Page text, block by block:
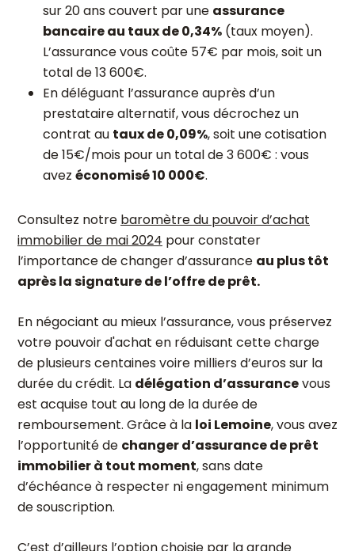
sur 20 ans couvert par une assurance
bancaire au taux de 0,34% (taux moyen).
L’assurance vous coûte 57€ par mois, soit un
total de 13 600€.
En déléguant l’assurance auprès d’un
prestataire alternatif, vous décrochez un
contrat au taux de 0,09%, soit une cotisation
de 15€/mois pour un total de 3 600€ : vous
avez économisé 10 000€.
Consultez notre baromètre du pouvoir d’achat
immobilier de mai 2024 pour constater
l’importance de changer d’assurance au plus tôt
après la signature de l’offre de prêt.
En négociant au mieux l’assurance, vous préservez
votre pouvoir d'achat en réduisant cette charge
de plusieurs centaines voire milliers d’euros sur la
durée du crédit. La délégation d’assurancevous
est acquise tout au long de la durée de
remboursement. Grâce à la loi Lemoine, vous avez
l’opportunité de changer d’assurance de prêt
immobilier à tout moment, sans date
d’échéance à respecter ni engagement minimum
de souscription.